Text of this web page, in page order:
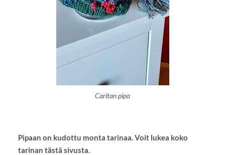
Caritan pipa
Pipaan on kudottu monta tarinaa. Voit lukea koko
tarinan tästä sivusta.